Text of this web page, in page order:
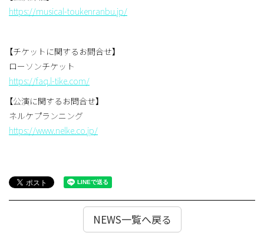
https://musical-toukenranbu.jp/
【チケットに関するお問合せ】
ローソンチケット
https://faq.l-tike.com/
【公演に関するお問合せ】
ネルケプランニング
https://www.nelke.co.jp/
NEWS一覧へ戻る